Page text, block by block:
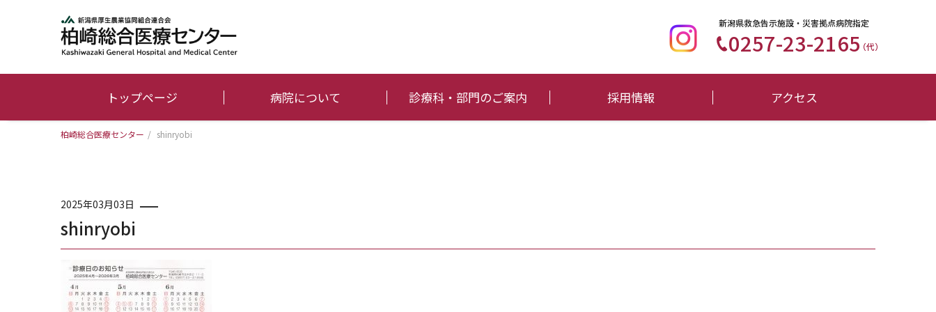
新潟県救急告示施設・災害拠点病院指定
0257-23-2165（代）
トップページ 病院について 診療科・部門のご案内 採用情報 アクセス
柏崎総合医療センター / shinryobi
2025年03月03日
shinryobi